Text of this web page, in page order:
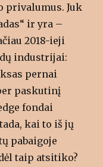
privalumus. Juk
ir yra –
2018-ieji
industrijai:
pernai
paskutinį
fondai
kai to iš jų
pabaigoje
taip atsitiko?